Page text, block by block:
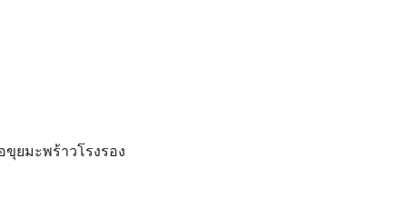
ยมะพร้าวโรงรอง